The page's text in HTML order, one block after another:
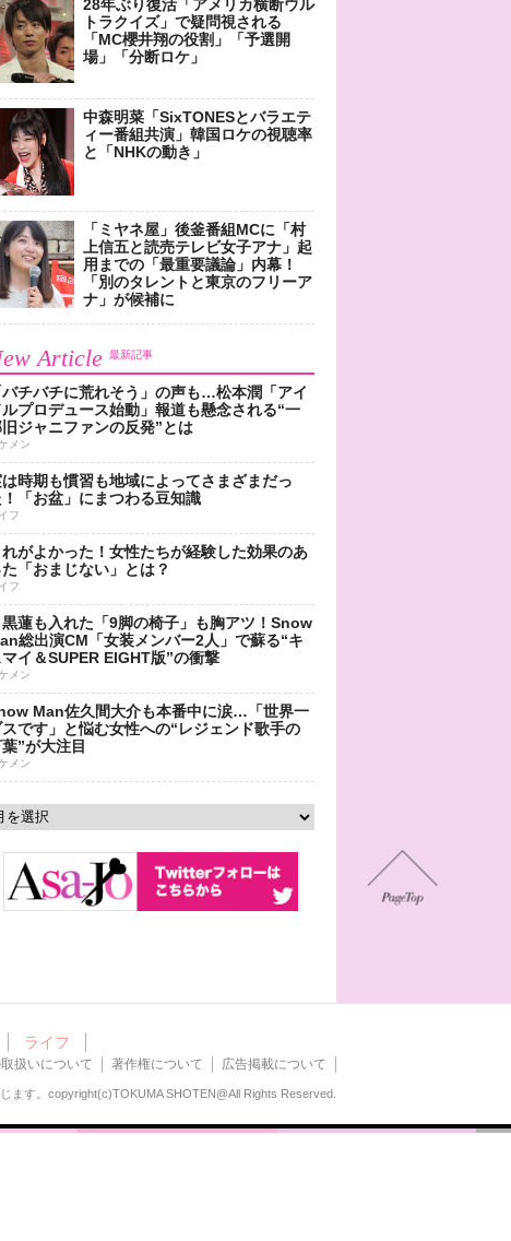
28年ぶり復活「アメリカ横断ウル
トラクイズ」で疑問視される
「MC櫻井翔の役割」「予選開
場」「分断ロケ」
中森明菜「SixTONESとバラエテ
ィー番組共演」韓国ロケの視聴率
と「NHKの動き」
「ミヤネ屋」後釜番組MCに「村
上信五と読売テレビ女子アナ」起
用までの「最重要議論」内幕！
「別のタレントと東京のフリーア
ナ」が候補に
Article 最新記事
バチバチに荒れそう」の声も…松本潤「アイ
ルプロデュース始動」報道も懸念される“一
ジャニファンの反発”とは
メン
時期も慣習も地域によってさまざまだっ
！「お盆」にまつわる豆知識
フ
れがよかった！女性たちが経験した効果のあ
た「おまじない」とは？
フ
黒蓮も入れた「9脚の椅子」も胸アツ！Snow
総出演CM「女装メンバー2人」で蘇る“キ
マイ＆SUPER EIGHT版”の衝撃
メン
Man佐久間大介も本番中に涙…「世界一
スです」と悩む女性への“レジェンド歌手の
”が大注目
メン
ライフ
扱いについて 著作権について 広告掲載について
ます。 copyright(c)TOKUMA SHOTEN@All Rights Reserved.